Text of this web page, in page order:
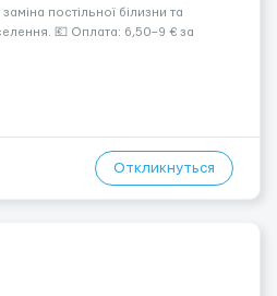
постільної білизни та
💶 Оплата: 6,50–9 € за
вирахув...
Откликнуться